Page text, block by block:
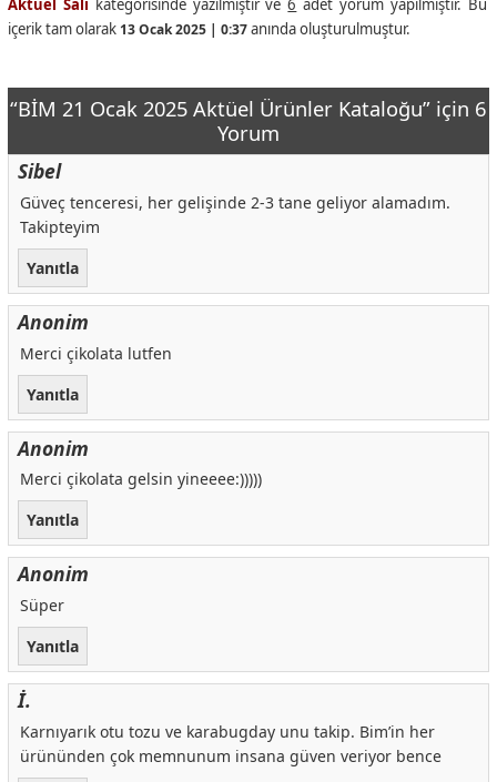
Aktüel Salı kategorisinde yazılmıştır ve6 adet yorum yapılmıştır. Bu
içerik tam olarak 13 Ocak 2025 | 0:37anında oluşturulmuştur.
“BİM 21 Ocak 2025 Aktüel Ürünler Kataloğu” için 6
Yorum
Sibel
Güveç tenceresi, her gelişinde 2-3 tane geliyor alamadım.
Takipteyim
Yanıtla
Anonim
Merci çikolata lutfen
Yanıtla
Anonim
Merci çikolata gelsin yineeee:)))))
Yanıtla
Anonim
Süper
Yanıtla
İ.
Karnıyarık otu tozu ve karabugday unu takip. Bim’in her
ürününden çok memnunum insana güven veriyor bence